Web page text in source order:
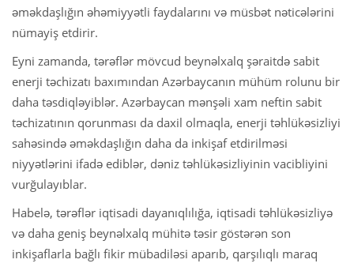
əməkdaşlığın əhəmiyyətli faydalarını və müsbət nəticələrini
nümayiş etdirir.
Eyni zamanda, tərəflər mövcud beynəlxalq şəraitdə sabit
enerji təchizatı baxımından Azərbaycanın mühüm rolunu bir
daha təsdiqləyiblər. Azərbaycan mənşəli xam neftin sabit
təchizatının qorunması da daxil olmaqla, enerji təhlükəsizliyi
sahəsində əməkdaşlığın daha da inkişaf etdirilməsi
niyyətlərini ifadə ediblər, dəniz təhlükəsizliyinin vacibliyini
vurğulayıblar.
Habelə, tərəflər iqtisadi dayanıqlılığa, iqtisadi təhlükəsizliyə
və daha geniş beynəlxalq mühitə təsir göstərən son
inkişaflarla bağlı fikir mübadiləsi aparıb, qarşılıqlı maraq